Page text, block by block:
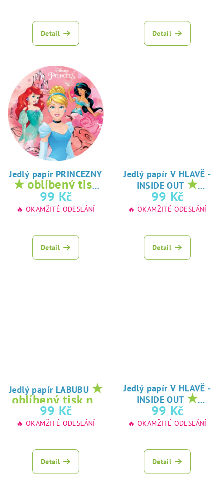
Detail Detail
Jedlý papír PRINCEZNY
★ oblíbený tisk
na jedlý papír
99 Kč
🔥 OKAMŽITÉ ODESLÁNÍ
Detail
Jedlý papír V HLAVĚ -
INSIDE OUT ★
oblíbený tisk na
jedlý papír
99 Kč
🔥 OKAMŽITÉ ODESLÁNÍ
Detail
Jedlý papír LABUBU ★
oblíbený tisk na
jedlý papír
99 Kč
🔥 OKAMŽITÉ ODESLÁNÍ
Detail
Jedlý papír V HLAVĚ -
INSIDE OUT ★
oblíbený tisk na
jedlý papír
99 Kč
🔥 OKAMŽITÉ ODESLÁNÍ
Detail